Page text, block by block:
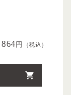
864 円 （税込）